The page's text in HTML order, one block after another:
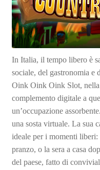
In Italia, il tempo libero è
sociale, del gastronomia e
Oink Oink Oink Slot, nella
complemento digitale a
un’occupazione
una sosta virtuale. La sua
ideale per i momenti liberi:
pranzo, o la sera a casa
del paese, fatto di